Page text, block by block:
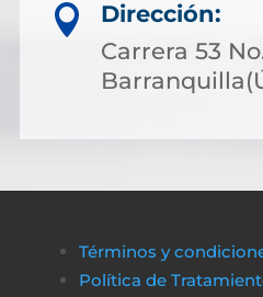
pagos asociados
es posible
más flexibles.
de

Dirección:
Carrera 53
Términos y
Política de